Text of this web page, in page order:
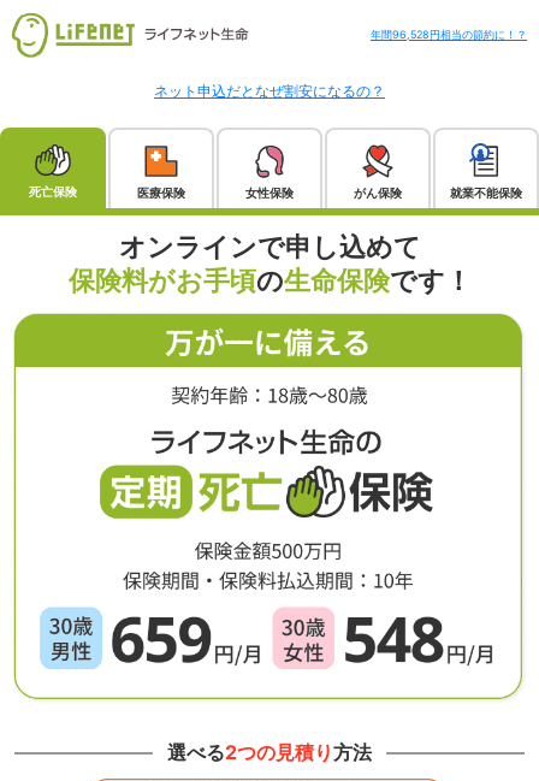
年間96,528円相当の節約に！？
ネット申込だとなぜ割安になるの？
死亡保険 医療保険 女性保険 がん保険 就業不能保険
オンラインで申し込めて
保険料がお手頃の生命保険です！
選べる2つの見積り方法